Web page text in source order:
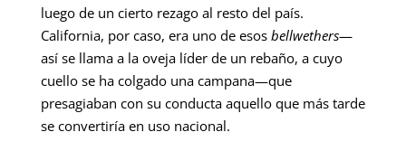
luego de un cierto rezago al resto del país.
California, por caso, era uno de esos bellwethers—
así se llama a la oveja líder de un rebaño, a cuyo
cuello se ha colgado una campana—que
presagiaban con su conducta aquello que más tarde
se convertiría en uso nacional.